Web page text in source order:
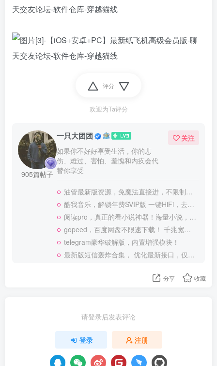
评分
欢迎为Ta评分
905篇帖子
一只大团团
如果你不好好享受生活，你的悲
伤、难过、害怕、羞愧和内疚会代
替你享受
关注
油管最新版资源，免魔法直接进，不限制观看！
酷我音乐，解锁年费SVIP版 一键HiFi，去广告 免登录
阅读pro，真正的看小说神器！海量小说，可涩涩！
gopeed，百度网盘不限速下载！ 千兆宽带也可以跑满
telegram豪华破解版，内置增强模块！
最新版短信轰炸合集， 优化最新接口，仅供测试使用
分享 收藏
请登录后发表评论
登录 注册